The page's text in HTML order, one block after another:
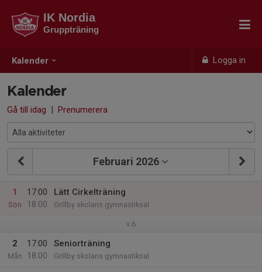
Kalender Logga in
IK Nordia
Gruppträning
Kalender
Gå till idag | Prenumerera
Februari 2026
1
Sön
17:00
18:00
Lätt Cirkelträning
Grillby skolans gymnastiksal
v.6
2
Mån
17:00
18:00
Seniorträning
Grillby skolans gymnastiksal